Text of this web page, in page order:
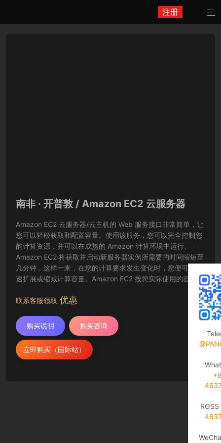
注册 
南非 · 开普敦 / Amazon EC2 云服务器
Amazon EC2 云服务器/云主机的 Web 服务接口非常简单，让
您可以轻松获取和配置容量。使用该服务，您可以完全控制您
的计算资源，并可以在成熟的 Amazon 计算环境中运行。
Amazon EC2 将获取并启动新服务器实例所需要的时间缩短至
几分钟，这样一来，在您的计算要求发生变化时，您便可以快
速扩展或缩减计算容量。Amazon EC2 按您实际使用的容量收
费，改变了计算的成本结算方式。Amazon EC2 云服务器还为
开发人员提供了创建故障恢复应用程序以及排除常见故障情况
联系客服领取 优惠
购买说明 购买咨询
立即购买（国际站）